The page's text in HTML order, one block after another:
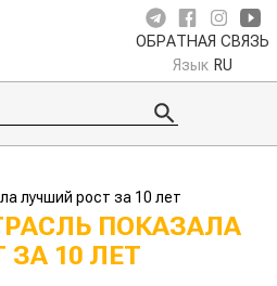
ОБРАТНАЯ СВЯЗЬ
Язык RU
лучший рост за 10 лет
ПОКАЗАЛА
10 ЛЕТ